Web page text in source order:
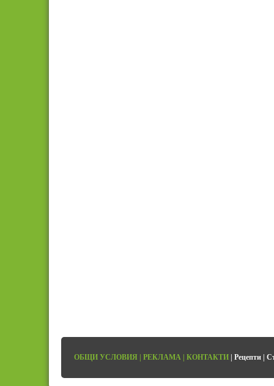
ОБЩИ УСЛОВИЯ РЕКЛАМА КОНТАКТИ Рецепти